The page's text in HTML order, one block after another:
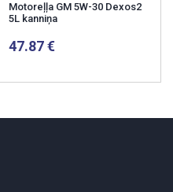
Motoreļļa GM 5W-30 Dexos2
5L kanniņa
47.87